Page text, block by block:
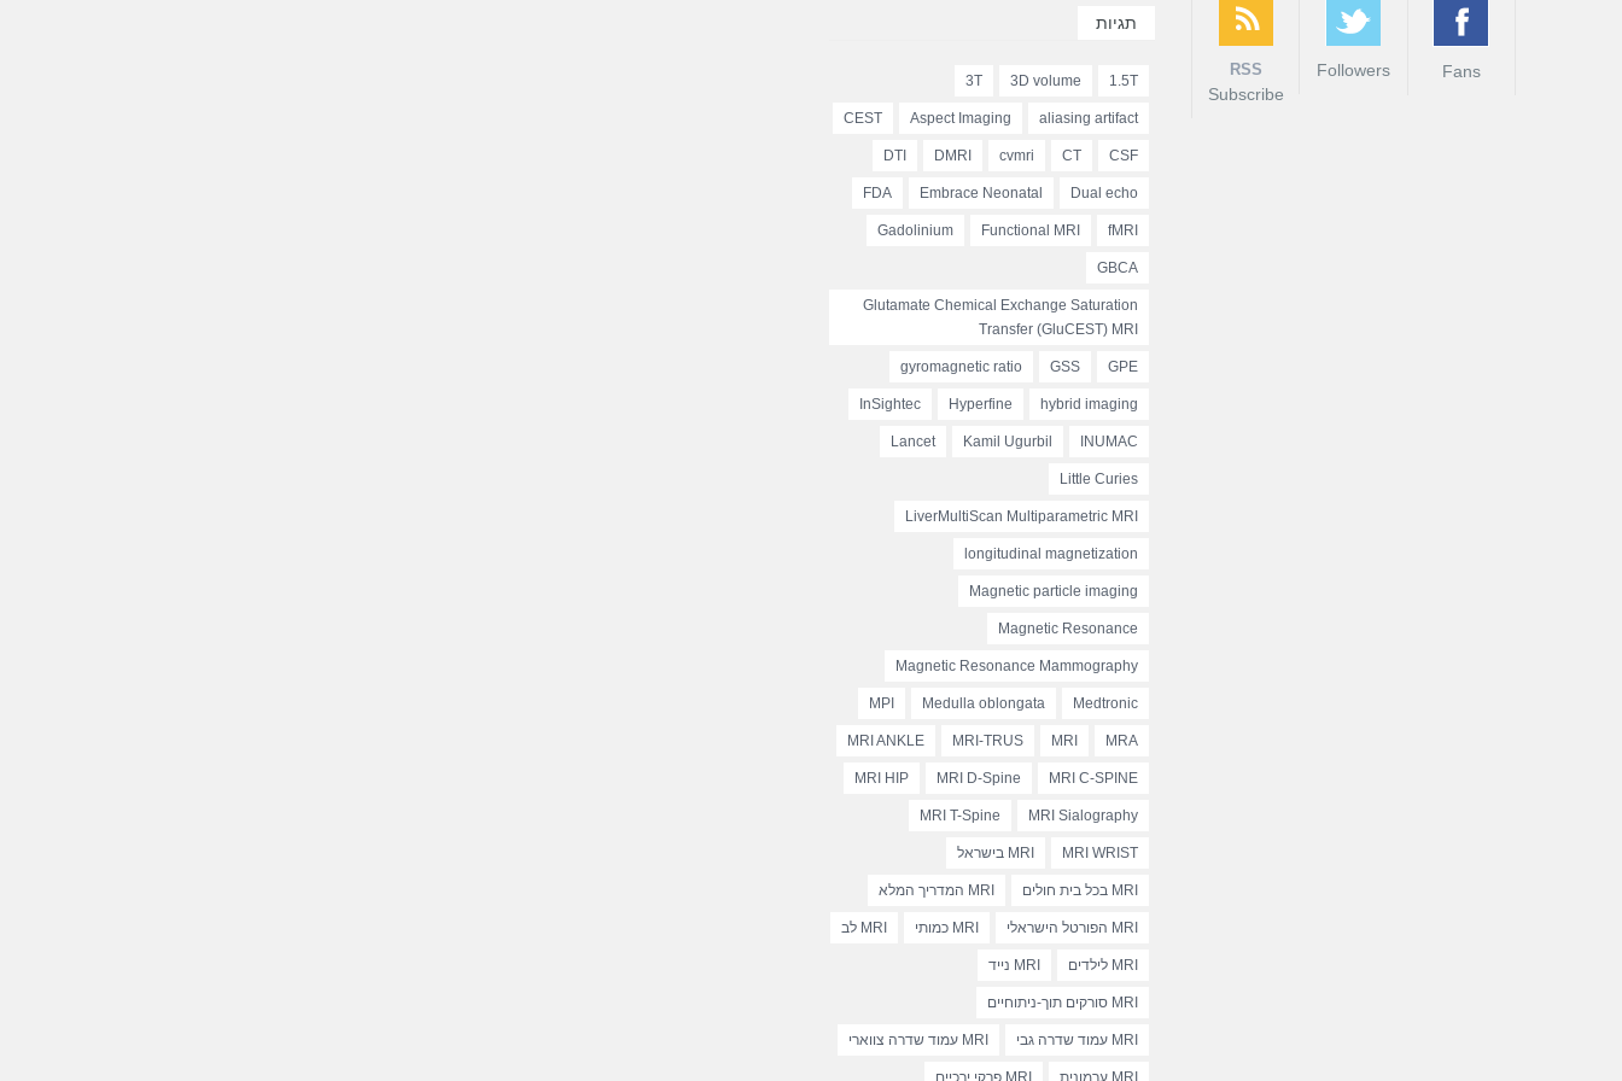
RSS
Subscribe
Followers Fans
תגיות
1.5T
3D volume
3T
aliasing artifact
Aspect Imaging
CEST
CSF
CT
cvmri
DMRI
DTI
Dual echo
Embrace Neonatal
FDA
fMRI
Functional MRI
Gadolinium
GBCA
Glutamate Chemical Exchange Saturation
Transfer (GluCEST) MRI
GPE
GSS
gyromagnetic ratio
hybrid imaging
Hyperfine
InSightec
INUMAC
Kamil Ugurbil
Lancet
Little Curies
LiverMultiScan Multiparametric MRI
longitudinal magnetization
Magnetic particle imaging
Magnetic Resonance
Magnetic Resonance Mammography
Medtronic
Medulla oblongata
MPI
MRA
MRI
MRI-TRUS
MRI ANKLE
MRI C-SPINE
MRI D-Spine
MRI HIP
MRI Sialography
MRI T-Spine
MRI WRIST MRI בישראל
MRI בכל בית חולים MRI המדריך המלא
MRI הפורטל הישראלי MRI כמותי MRI לב
MRI לילדים MRI נייד
MRI סורקים תוך-ניתוחיים
MRI עמוד שדרה גבי MRI עמוד שדרה צווארי
MRI ערמונית MRI פרקי ירכיים